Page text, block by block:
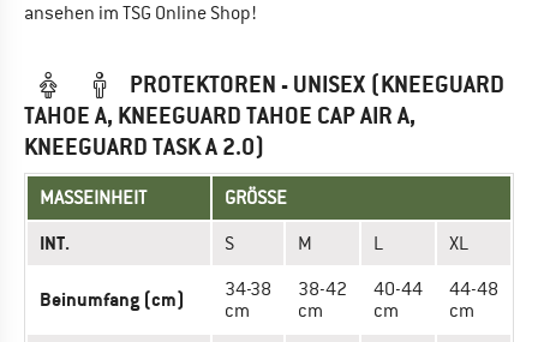
ansehen im TSG Online Shop!
PROTEKTOREN - UNISEX (KNEEGUARD
TAHOE A, KNEEGUARD TAHOE CAP AIR A,
KNEEGUARD TASK A 2.0)
MASSEINHEIT GRÖSSE
INT. S M L XL
Beinumfang (cm)
34-38
cm
38-42
cm
40-44
cm
44-48
cm